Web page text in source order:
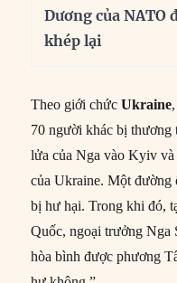
Dương của NATO
khép lại
Theo giới chứcUkraine
70 người khác bị thương
lửa của Nga vào Kyiv
của Ukraine. Một
bị hư hại. Trong khi đó,
Quốc, ngoại trưởng Nga
hòa bình được phương